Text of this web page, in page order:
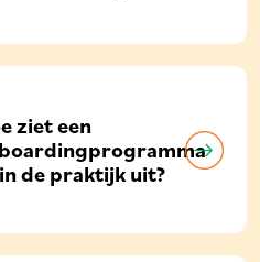
ziet een
de praktijk uit?